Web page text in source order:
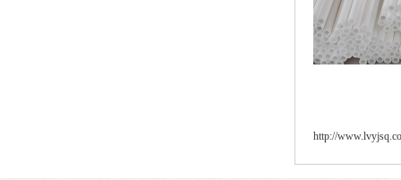
http://